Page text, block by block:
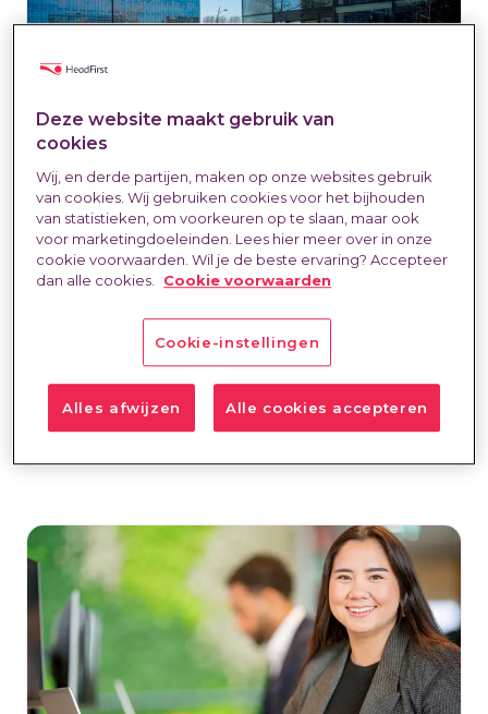
Personeel in dienst nemen?
Bereken wat het je oplevert
MSP 5 sep. 2025Eva Voskuil
nemen écht kost én oplevert.
Bekijk
Deze website maakt gebruik van
cookies
Wij, en derde partijen, maken op onze websites gebruik
van cookies. Wij gebruiken cookies voor het bijhouden
van statistieken, om voorkeuren op te slaan, maar ook
voor marketingdoeleinden. Lees hier meer over in onze
cookie voorwaarden. Wil je de beste ervaring? Accepteer
dan alle cookies.
Cookie voorwaarden
Cookie-instellingen
Alles afwijzen Alle cookies accepteren